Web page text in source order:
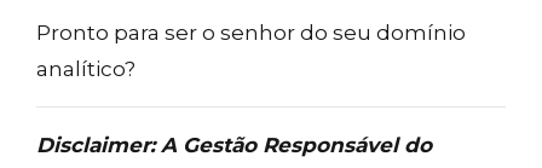
Pronto para ser o senhor do seu domínio
analítico?
Disclaimer: A Gestão Responsável do